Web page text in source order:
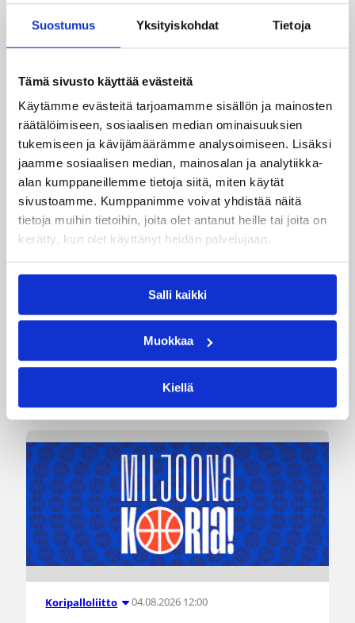
Suostumus Yksityiskohdat Tietoja
Tämä sivusto käyttää evästeitä
Käytämme evästeitä tarjoamamme sisällön ja mainosten
räätälöimiseen, sosiaalisen median ominaisuuksien
tukemiseen ja kävijämäärämme analysoimiseen. Lisäksi
jaamme sosiaalisen median, mainosalan ja analytiikka-
alan kumppaneillemme tietoja siitä, miten käytät
sivustoamme. Kumppanimme voivat yhdistää näitä
tietoja muihin tietoihin, joita olet antanut heille tai joita on
kerätty, kun olet käyttänyt heidän palvelujaan.
Salli kaikki
Muokkaa
Kiellä
Henry Manni 4
———–
Tulokset ja tilastot kaikista otteluista on löydettävissä
myös Basket.fi:stä:
http://www.basket.fi/sarjat/sarjan_etusivu/?
season_id=15713&league_id=17
Päivitetty 16.01.2012
Kategoriat
Katso myös
Koripalloliitto 04.08.2026 12:00